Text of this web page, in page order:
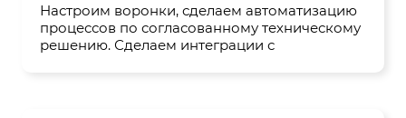
Настроим воронки, сделаем автоматизацию
процессов по согласованному техническому
решению. Сделаем интеграции с